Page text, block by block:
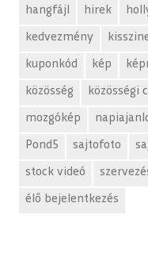
hangfájl hirek
kedvezmény
kuponkód kép
közösség közösségi
mozgókép
Pond5 sajtofoto
stock videó
élő bejelentkezés